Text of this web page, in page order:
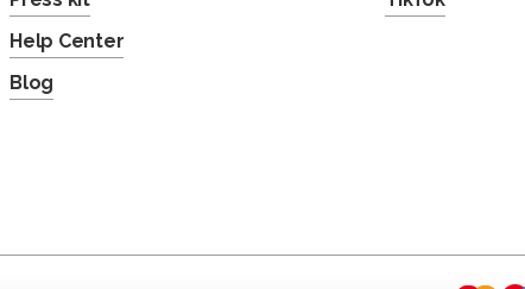
Help Center
Blog